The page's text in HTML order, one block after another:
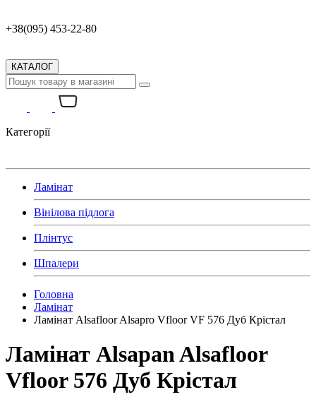
+38(095) 453-22-80
КАТАЛОГ
Категорії
Ламінат
Вінілова підлога
Плінтус
Шпалери
Головна
Ламінат
Ламінат Alsafloor Alsapro Vfloor VF 576 Дуб Крістал
Ламінат Alsapan Alsafloor
Vfloor 576 Дуб Крістал